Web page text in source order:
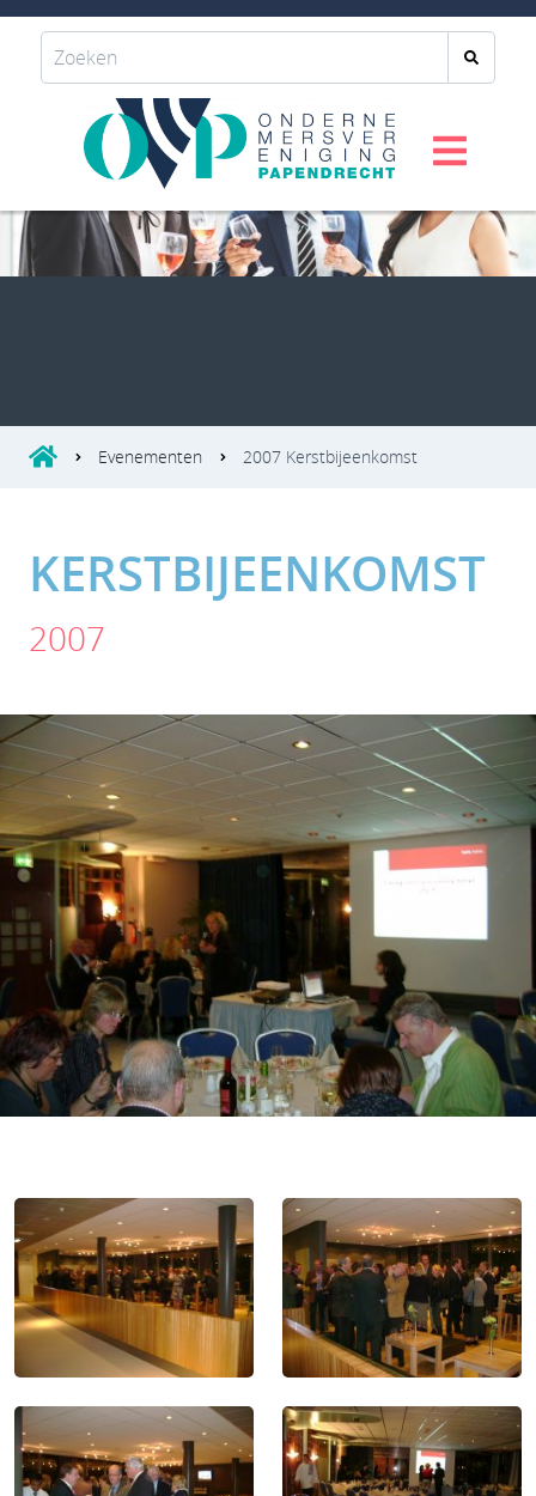
Evenementen 2007 Kerstbijeenkomst
KERSTBIJEENKOMST
2007